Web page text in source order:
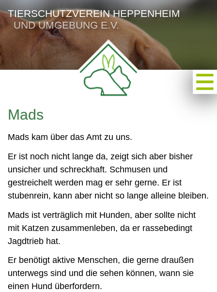
TIERSCHUTZVEREIN HEPPENHEIM
UND UMGEBUNG E.V.
Mads
Mads kam über das Amt zu uns.
Er ist noch nicht lange da, zeigt sich aber bisher
unsicher und schreckhaft. Schmusen und
gestreichelt werden mag er sehr gerne. Er ist
stubenrein, kann aber nicht so lange alleine bleiben.
Mads ist verträglich mit Hunden, aber sollte nicht
mit Katzen zusammenleben, da er rassebedingt
Jagdtrieb hat.
Er benötigt aktive Menschen, die gerne draußen
unterwegs sind und die sehen können, wann sie
einen Hund überfordern.